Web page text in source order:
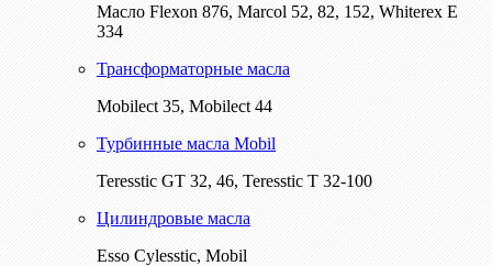
Масло Flexon 876, Marcol 52, 82, 152, Whiterex E
334
Трансформаторные масла
Mobilect 35, Mobilect 44
Турбинные масла Mobil
Teresstic GT 32, 46, Teresstic T 32-100
Цилиндровые масла
Esso Cylesstic, Mobil